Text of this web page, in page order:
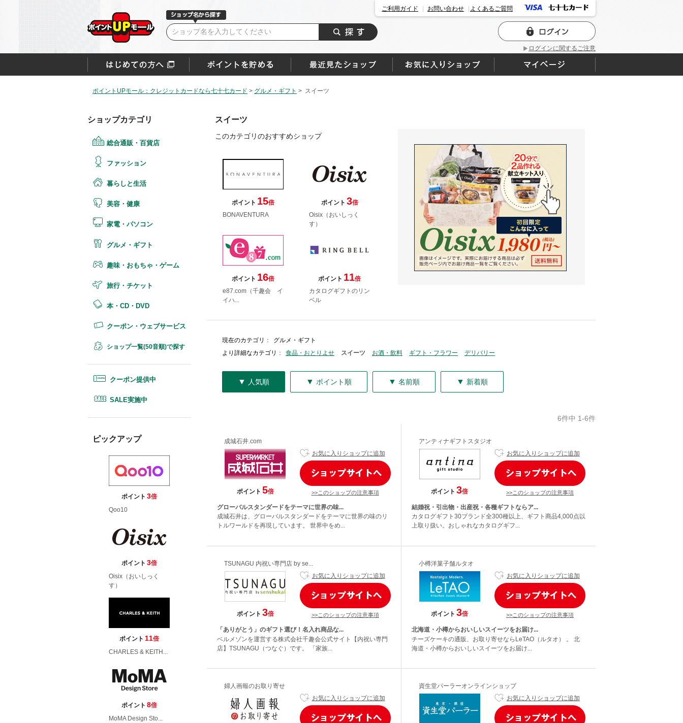
ログインに関するご注意
ご利用ガイド お問い合わせ よくあるご質問
ポイントUPモール：クレジットカードなら七十七カード > グルメ・ギフト > スイーツ
ショップカテゴリ
総合通販・百貨店
ファッション
暮らしと生活
美容・健康
家電・パソコン
グルメ・ギフト
趣味・おもちゃ・ゲーム
旅行・チケット
本・CD・DVD
クーポン・ウェブサービス
ショップ一覧(50音順)で探す
クーポン提供中
SALE実施中
ピックアップ
ポイント 3倍
Qoo10
ポイント 3倍
Oisix（おいしっく
す）
ポイント 11倍
CHARLES & KEITH...
ポイント 8倍
MoMA Design Sto...
スイーツ
このカテゴリのおすすめショップ
ポイント 15倍
BONAVENTURA
ポイント 3倍
Oisix（おいしっく
す）
ポイント 16倍
e87.com（千趣会 イ
イハ...
ポイント 11倍
カタログギフトのリン
ベル
現在のカテゴリ ：
グルメ・ギフト
より詳細なカテゴリ ： 食品・おとりよせ スイーツ お酒・飲料 ギフト・フラワー デリバリー
▼ 人気順 ▼ ポイント順 ▼ 名前順 ▼ 新着順
6件中 1-6件
成城石井.com
ポイント 5倍
お気に入りショップに追加
>>このショップの注意事項
グローバルスタンダードをテーマに世界の味...
成城石井は、グローバルスタンダードをテーマに世界の味のリ
トルワールドを再現しています。 世界中をめ...
アンティナギフトスタジオ
ポイント 3倍
お気に入りショップに追加
>>このショップの注意事項
結婚祝・引出物・出産祝・各種ギフトならア...
カタログギフト30ブランド全300種以上、ギフト商品4,000点以
上取り扱い。おしゃれなカタログギフ...
TSUNAGU 内祝い専門店 by se...
ポイント 3倍
お気に入りショップに追加
>>このショップの注意事項
「ありがとう」のギフト選び！名入れ商品な...
ベルメゾンを運営する株式会社千趣会公式サイト【内祝い専門
店】TSUNAGU（つなぐ）です。 「家族...
小樽洋菓子舗ルタオ
ポイント 3倍
お気に入りショップに追加
>>このショップの注意事項
北海道・小樽からおいしいスイーツをお届け...
チーズケーキの通販、お取り寄せならLeTAO（ルタオ） 。 北
海道・小樽からおいしいスイーツをお届け...
婦人画報のお取り寄せ
お気に入りショップに追加
資生堂パーラーオンラインショップ
お気に入りショップに追加